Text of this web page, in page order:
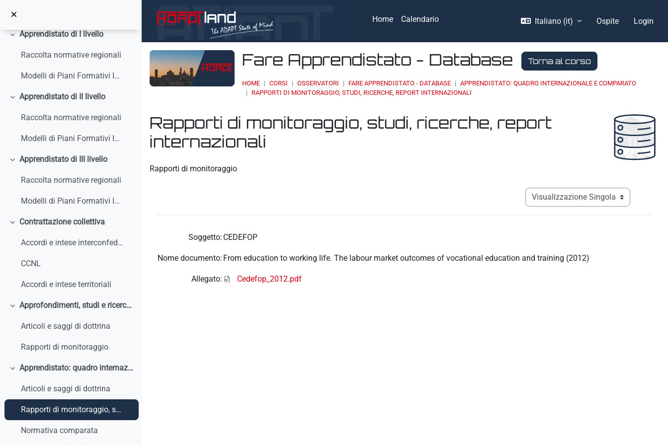
Home Calendario Italiano ‎(it)‎ Ospite Login
Minimizza
Apprendistato di I livello
Raccolta normative regionali
Modelli di Piani Formativi Individuali
Minimizza
Apprendistato di II livello
Raccolta normative regionali
Modelli di Piani Formativi Individuali
Minimizza
Apprendistato di III livello
Raccolta normative regionali
Modelli di Piani Formativi Individuali
Minimizza
Contrattazione collettiva
Accordi e intese interconfederali
CCNL
Accordi e intese territoriali
Minimizza
Approfondimenti, studi e ricerche
Articoli e saggi di dottrina
Rapporti di monitoraggio
Minimizza
Apprendistato: quadro internazionale e comparato
Articoli e saggi di dottrina
Rapporti di monitoraggio, studi, ricerche, report internazionali
Normativa comparata
Fare Apprendistato - Database Torna al corso
HOME CORSI OSSERVATORI FARE APPRENDISTATO - DATABASE
APPRENDISTATO: QUADRO INTERNAZIONALE E COMPARATO
RAPPORTI DI MONITORAGGIO, STUDI, RICERCHE, REPORT INTERNAZIONALI
Rapporti di monitoraggio, studi, ricerche, report
internazionali
Rapporti di monitoraggio
Navigazione terziaria modalità
Soggetto: CEDEFOP
Nome documento: From education to working life. The labour market outcomes of vocational education and training (2012)
Allegato: Cedefop_2012.pdf